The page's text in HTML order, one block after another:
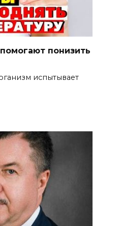
понизить
испытывает